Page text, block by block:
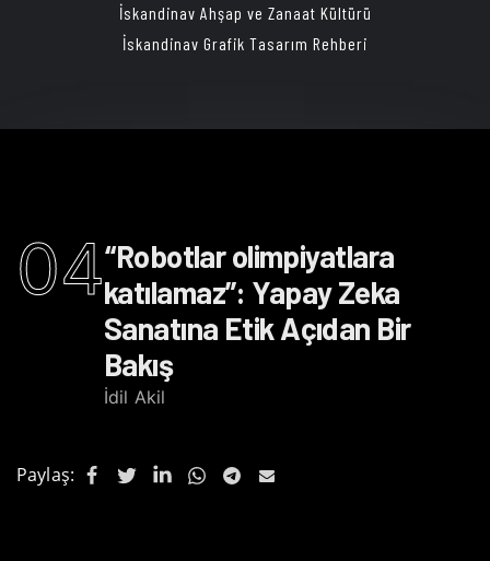
İskandinav Ahşap ve Zanaat Kültürü
İskandinav Grafik Tasarım Rehberi
04“Robotlar olimpiyatlara
katılamaz”: Yapay Zeka
Sanatına Etik Açıdan Bir
Bakış
İdil Akil
Paylaş: